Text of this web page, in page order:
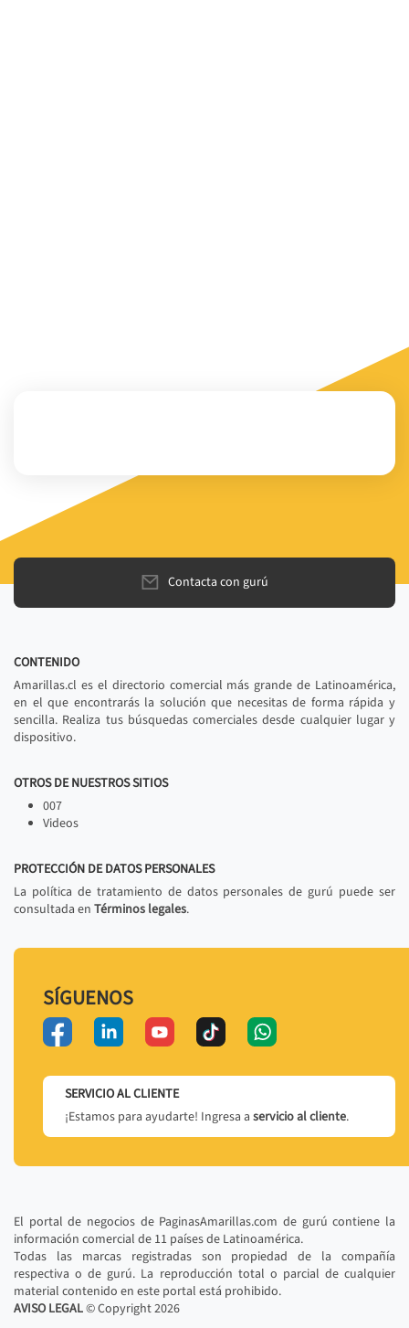
Contacta con gurú
CONTENIDO
Amarillas.cl es el directorio comercial más grande de Latinoamérica,
en el que encontrarás la solución que necesitas de forma rápida y
sencilla. Realiza tus búsquedas comerciales desde cualquier lugar y
dispositivo.
OTROS DE NUESTROS SITIOS
007
Videos
PROTECCIÓN DE DATOS PERSONALES
La política de tratamiento de datos personales de gurú puede ser
consultada en Términos legales.
SÍGUENOS
SERVICIO AL CLIENTE
¡Estamos para ayudarte! Ingresa a servicio al cliente.
El portal de negocios de PaginasAmarillas.com de gurú contiene la
información comercial de 11 países de Latinoamérica.
Todas las marcas registradas son propiedad de la compañía
respectiva o de gurú. La reproducción total o parcial de cualquier
material contenido en este portal está prohibido.
AVISO LEGAL© Copyright2026